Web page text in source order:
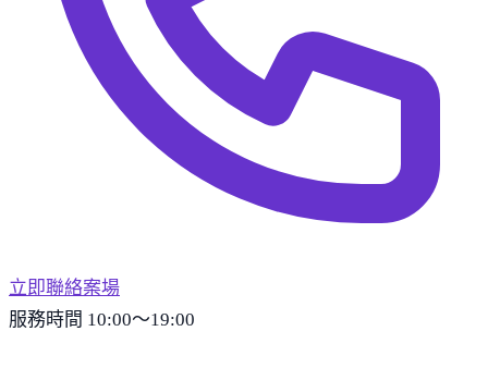
立即聯絡案場
服務時間 10:00～19:00